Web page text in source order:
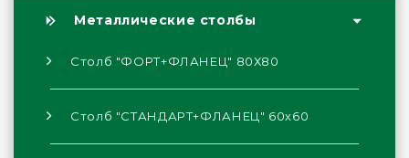
Металлические столбы
Столб "ФОРТ+ФЛАНЕЦ" 80Х80
Столб "СТАНДАРТ+ФЛАНЕЦ" 60х60